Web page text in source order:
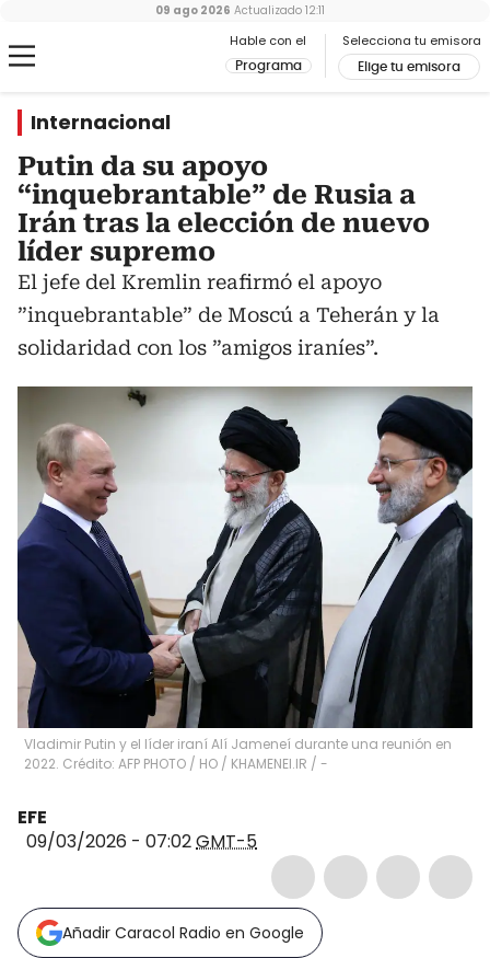
Hable con el
Programa
Selecciona tu emisora
Elige tu emisora
09 ago 2026 Actualizado 12:11
Internacional
Putin da su apoyo
“inquebrantable” de Rusia a
Irán tras la elección de nuevo
líder supremo
El jefe del Kremlin reafirmó el apoyo
”inquebrantable” de Moscú a Teherán y la
solidaridad con los ”amigos iraníes”.
Vladimir Putin y el líder iraní Alí Jameneí durante una reunión en
2022. Crédito: AFP PHOTO / HO / KHAMENEI.IR / -
EFE
09/03/2026 - 07:02GMT-5
Añadir Caracol Radio en Google